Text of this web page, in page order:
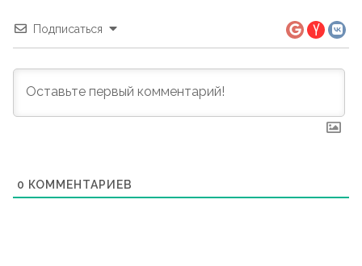
Подписаться
0 КОММЕНТАРИЕВ